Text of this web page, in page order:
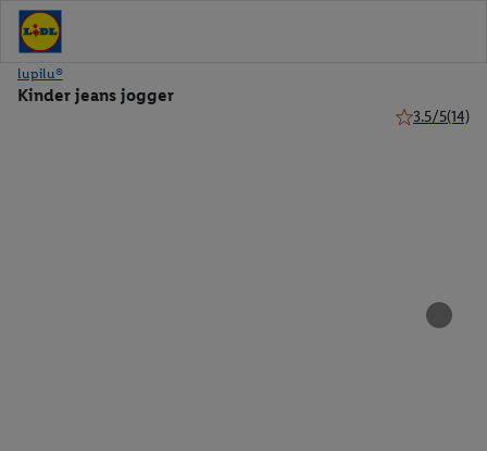
lupilu®
Kinder jeans jogger
3.5/5(14)